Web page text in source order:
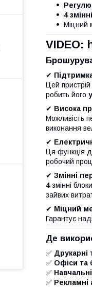
4
Міцний
VIDEO:
✔
Цей
робить його у
✔ Висока
Можливість
виконання
✔
Ця функція
робочий
✔ Змінні
4змінні
зайвих
✔ Міцний
Гарантує
Де
✅ Друкарні
✅ Офіси та
✅
✅ Рекламні